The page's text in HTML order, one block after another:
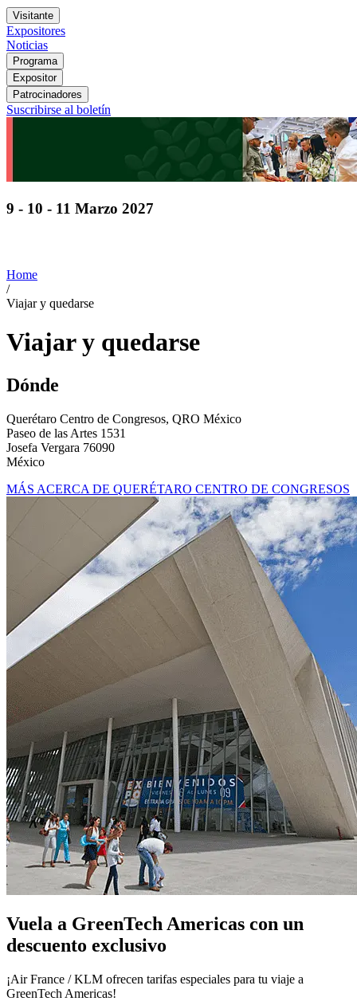
Visitante
Expositores
Noticias
Programa
Expositor
Patrocinadores
Suscribirse al boletín
9 - 10 - 11 Marzo 2027
Home
/
Viajar y quedarse
Viajar y quedarse
Dónde
Querétaro Centro de Congresos, QRO México
Paseo de las Artes 1531
Josefa Vergara 76090
México
MÁS ACERCA DE QUERÉTARO CENTRO DE CONGRESOS
Vuela a GreenTech Americas con un
descuento exclusivo
¡Air France / KLM ofrecen tarifas especiales para tu viaje a
GreenTech Americas!